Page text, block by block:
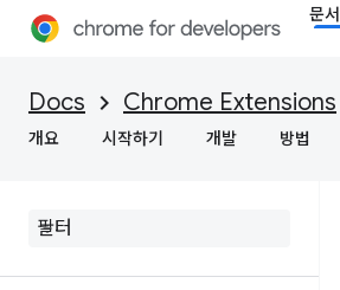
문서
Docs Chrome Extensions
개요 시작하기 개발 방법